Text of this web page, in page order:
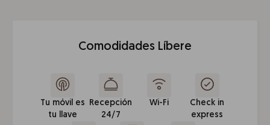
Comodidades Líbere
Tu móvil es
tu llave
Recepción
24/7
Wi-Fi
Check in
express